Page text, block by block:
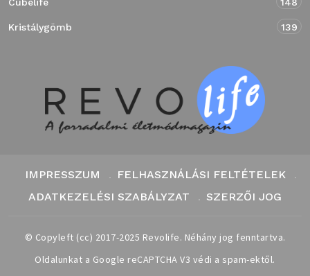
Kristálygömb 139
IMPRESSZUM
FELHASZNÁLÁSI FELTÉTELEK
ADATKEZELÉSI SZABÁLYZAT
SZERZŐI JOG
© Copyleft (cc) 2017-2025 Revolife. Néhány jog fenntartva.
Oldalunkat a Google reCAPTCHA V3 védi a spam-ektől.